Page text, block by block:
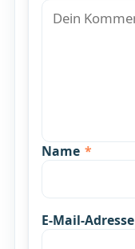
Name *
E-Mail-Adresse